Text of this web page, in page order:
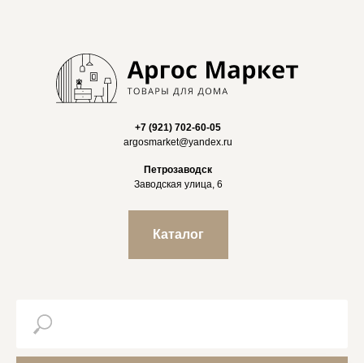
+7 (921) 702-60-05
argosmarket@yandex.ru
Петрозаводск
Заводская улица, 6
Каталог